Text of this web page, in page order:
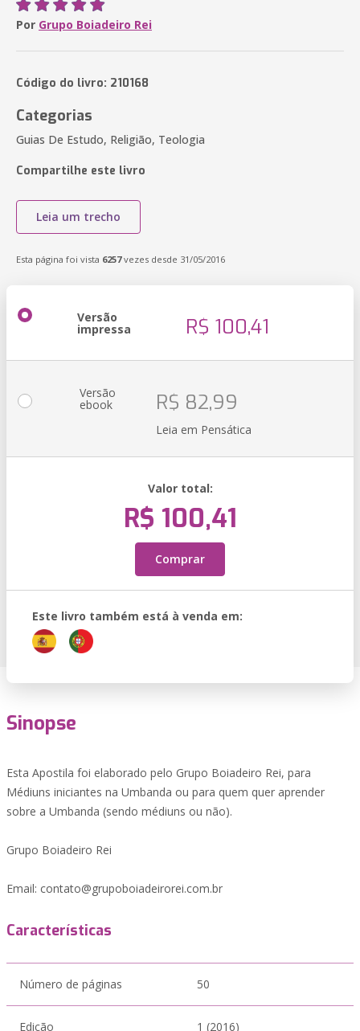
Por Grupo Boiadeiro Rei
Código do livro: 210168
Categorias
Guias De Estudo, Religião, Teologia
Compartilhe este livro
Leia um trecho
Esta página foi vista 6257vezes desde 31/05/2016
Versão
impressa R$ 100,41
Versão
ebook R$ 82,99
Leia em Pensática
Valor total:
R$ 100,41
Comprar
Este livro também está à venda em:
Sinopse
Esta Apostila foi elaborado pelo Grupo Boiadeiro Rei, para
Médiuns iniciantes na Umbanda ou para quem quer aprender
sobre a Umbanda (sendo médiuns ou não).
Grupo Boiadeiro Rei
Email: contato@grupoboiadeirorei.com.br
Características
Número de páginas 50
Edição 1 (2016)